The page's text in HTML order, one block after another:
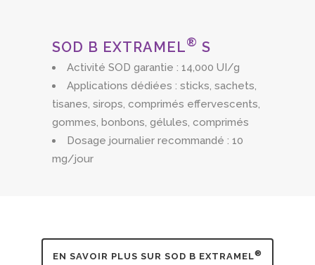
SOD B EXTRAMEL® S
Activité SOD garantie : 14,000 UI/g
Applications dédiées : sticks, sachets,
tisanes, sirops, comprimés effervescents,
gommes, bonbons, gélules, comprimés
Dosage journalier recommandé : 10
mg/jour
EN SAVOIR PLUS SUR SOD B EXTRAMEL®